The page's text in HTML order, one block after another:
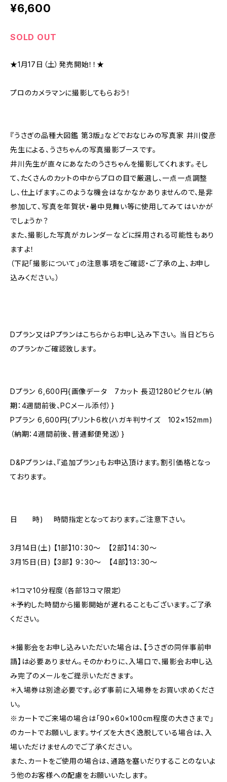
¥6,600
SOLD OUT
★1月17日（土）発売開始！！★
プロのカメラマンに撮影してもらおう！
『うさぎの品種大図鑑 第3版』などでおなじみの写真家 井川俊彦
先生による、うさちゃんの写真撮影ブースです。
井川先生が直々にあなたのうさちゃんを撮影してくれます。そし
て、たくさんのカットの中からプロの目で厳選し、一点一点調整
し、仕上げます。このような機会はなかなかありませんので、是非
参加して、写真を年賀状・暑中見舞い等に使用してみてはいかが
でしょうか？
また、撮影した写真がカレンダーなどに採用される可能性もあり
ますよ！
（下記「撮影について」の注意事項をご確認・ご了承の上、お申し
込みください。）
Dプラン又はPプランはこちらからお申し込み下さい。 当日どちら
のプランかご確認致します。
Dプラン 6,600円{画像データ 7カット 長辺1280ピクセル（納
期：4週間前後、PCメール添付）}
Pプラン 6,600円{プリント6枚(ハガキ判サイズ 102×152mm)
（納期：4週間前後、普通郵便発送）}
D&Pプランは、『追加プラン』もお申込頂けます。割引価格となっ
ております。
日 時) 時間指定となっております。ご注意下さい。
3月14日(土) 【1部】10：30〜 【2部】14：30〜
3月15日(日) 【3部】 9：30〜 【4部】13：30〜
＊1コマ10分程度（各部13コマ限定）
＊予約した時間から撮影開始が遅れることもございます。ご了承
ください。
＊撮影会をお申し込みいただいた場合は、【うさぎの同伴事前申
請】は必要ありません。そのかわりに、入場口で、撮影会お申し込
み完了のメールをご提示いただきます。
＊入場券は別途必要です。必ず事前に入場券をお買い求めくださ
い。
※カートでご来場の場合は「90×60×100cm程度の大きさまで」
のカートでお願いします。サイズを大きく逸脱している場合は、入
場いただけませんのでご了承ください。
また、カートをご使用の場合は、通路を塞いだりすることのないよ
う他のお客様への配慮をお願いいたします。